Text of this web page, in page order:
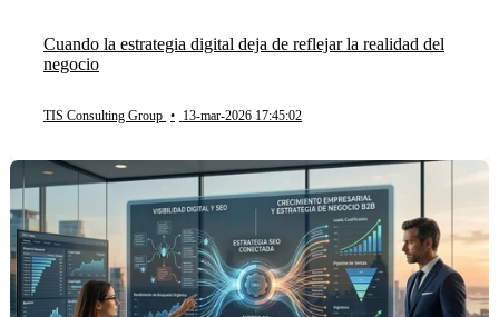
Cuando la estrategia digital deja de reflejar la realidad del
negocio
TIS Consulting Group • 13-mar-2026 17:45:02